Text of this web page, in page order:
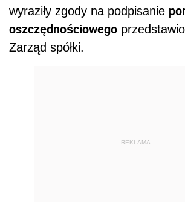
wyraziły zgody na podpisanie
oszczędnościowego
Zarząd spółki.
REKLAMA